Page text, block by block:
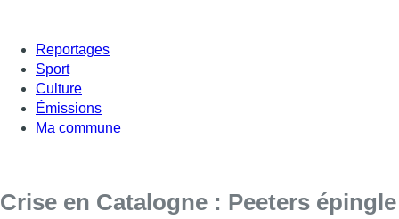
Reportages
Sport
Culture
Émissions
Ma commune
Crise en Catalogne : Peeters épingle